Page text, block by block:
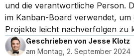
und die verantwortliche Person.
im Kanban-Board verwendet,
Projekte leicht nachverfolgen zu
Geschrieben von Jesse Klotz
am Montag, 2. September 2024